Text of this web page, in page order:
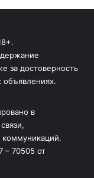
за достоверность
в
– 70505 от